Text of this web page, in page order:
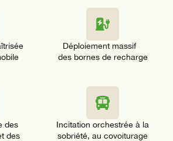
Déploiement massif
des bornes de recharge
des
des
Incitation orchestrée à la
sobriété, au covoiturage